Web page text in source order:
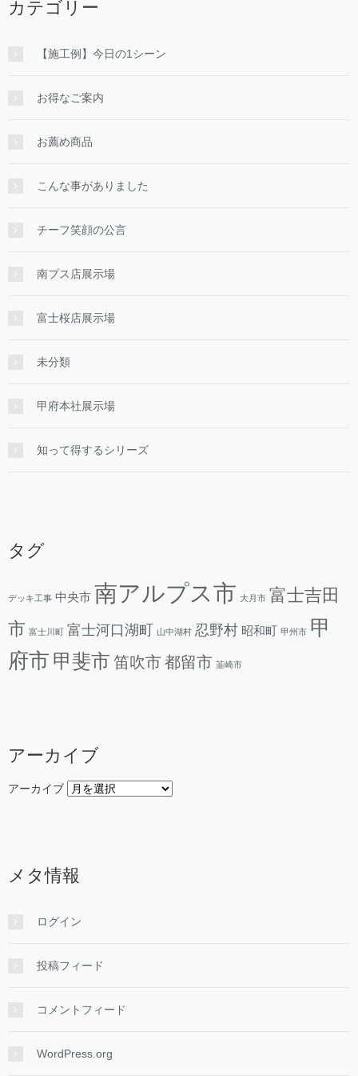
カテゴリー
【施工例】今日の1シーン
お得なご案内
お薦め商品
こんな事がありました
チーフ笑顔の公言
南プス店展示場
富士桜店展示場
未分類
甲府本社展示場
知って得するシリーズ
タグ
デッキ工事 中央市 南アルプス市 大月市 富士吉田
市 富士川町 富士河口湖町 山中湖村 忍野村 昭和町 甲州市 甲
府市 甲斐市 笛吹市都留市 韮崎市
アーカイブ
アーカイブ
メタ情報
ログイン
投稿フィード
コメントフィード
WordPress.org